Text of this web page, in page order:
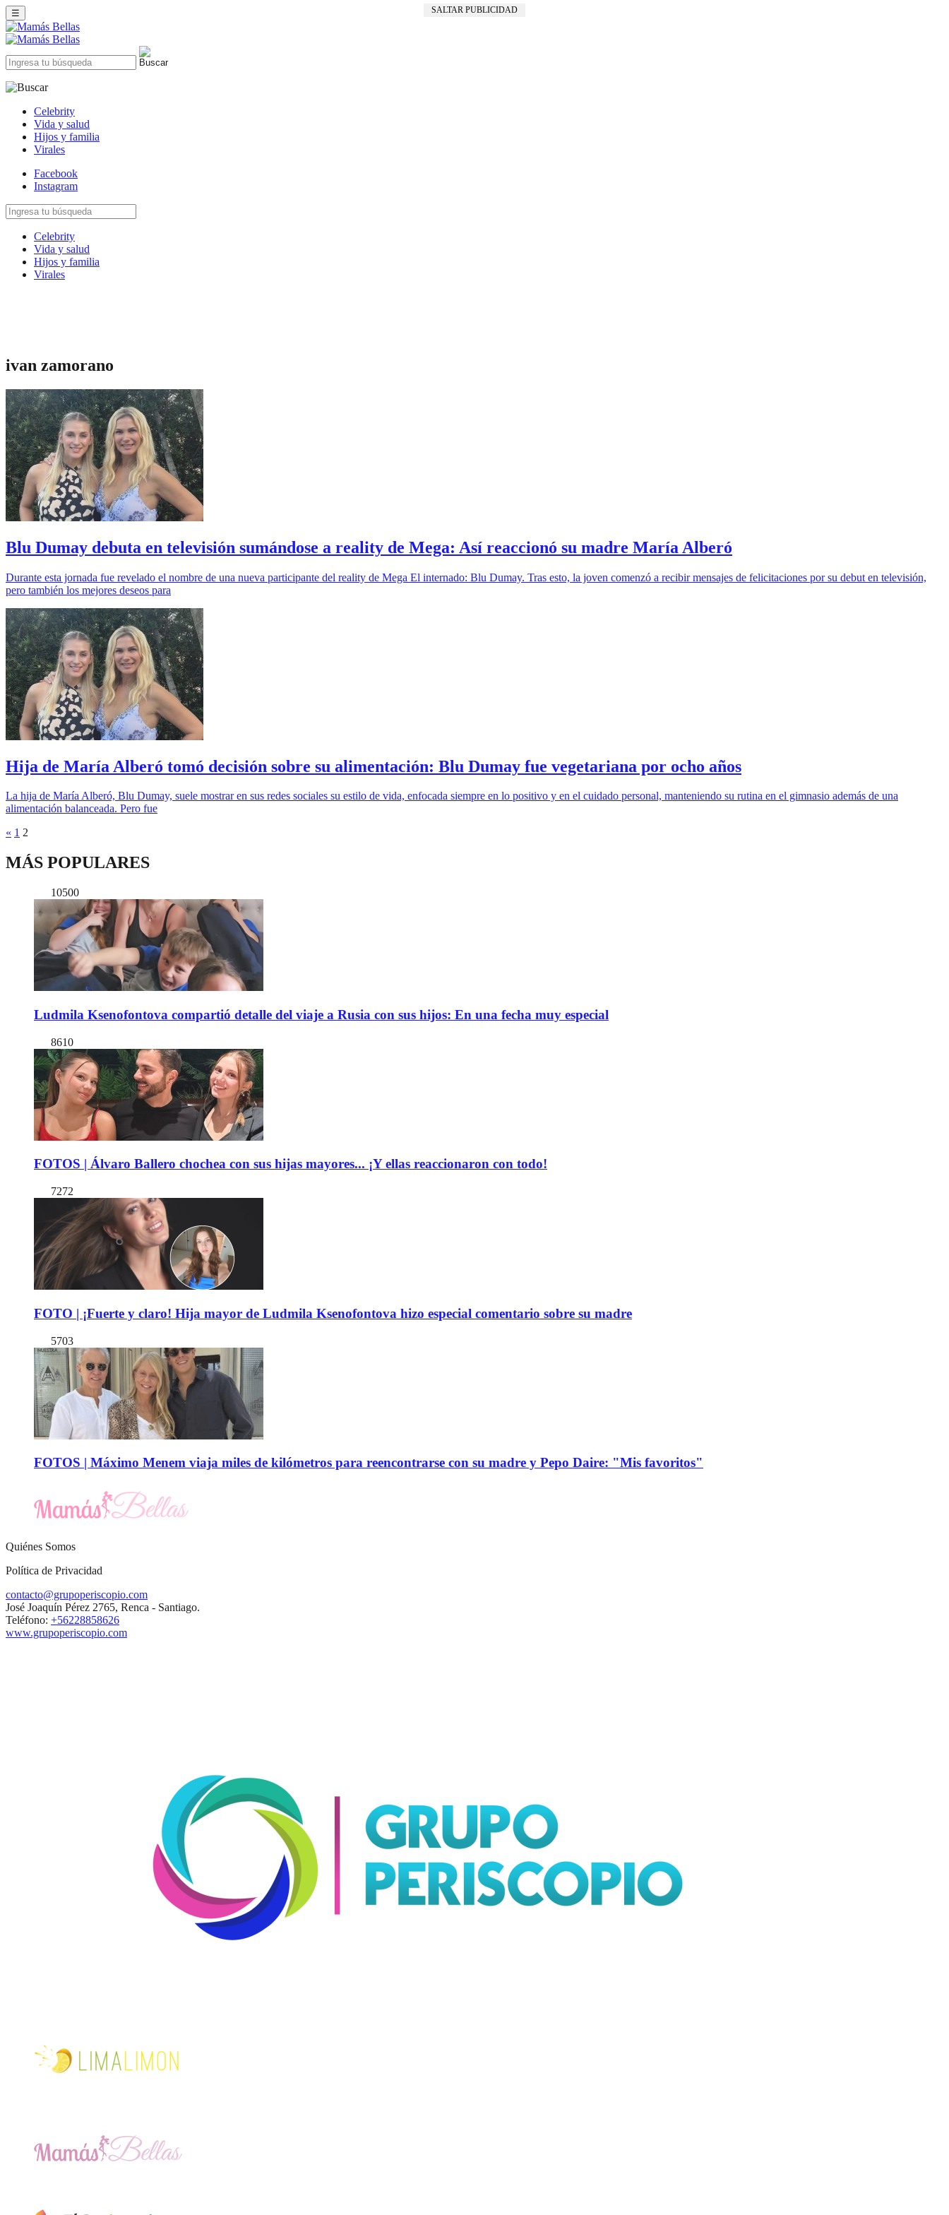
SALTAR PUBLICIDAD
☰
Celebrity
Vida y salud
Hijos y familia
Virales
Facebook
Instagram
Celebrity
Vida y salud
Hijos y familia
Virales
ivan zamorano
Blu Dumay debuta en televisión sumándose a reality de Mega: Así reaccionó su madre María Alberó
Durante esta jornada fue revelado el nombre de una nueva participante del reality de Mega El internado: Blu Dumay. Tras esto, la joven comenzó a recibir mensajes de felicitaciones por su debut en televisión,
pero también los mejores deseos para
Hija de María Alberó tomó decisión sobre su alimentación: Blu Dumay fue vegetariana por ocho años
La hija de María Alberó, Blu Dumay, suele mostrar en sus redes sociales su estilo de vida, enfocada siempre en lo positivo y en el cuidado personal, manteniendo su rutina en el gimnasio además de una
alimentación balanceada. Pero fue
« 1 2
MÁS POPULARES
10500
Ludmila Ksenofontova compartió detalle del viaje a Rusia con sus hijos: En una fecha muy especial
8610
FOTOS | Álvaro Ballero chochea con sus hijas mayores... ¡Y ellas reaccionaron con todo!
7272
FOTO | ¡Fuerte y claro! Hija mayor de Ludmila Ksenofontova hizo especial comentario sobre su madre
5703
FOTOS | Máximo Menem viaja miles de kilómetros para reencontrarse con su madre y Pepo Daire: "Mis favoritos"
Quiénes Somos
Política de Privacidad
contacto@grupoperiscopio.com
José Joaquín Pérez 2765, Renca - Santiago.
Teléfono: +56228858626
www.grupoperiscopio.com